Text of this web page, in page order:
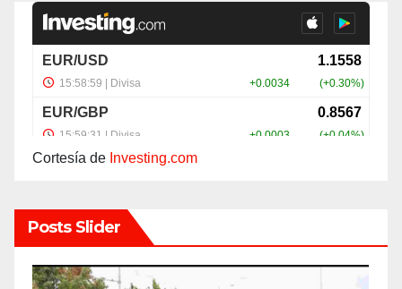
Cortesía de Investing.com
Posts Slider